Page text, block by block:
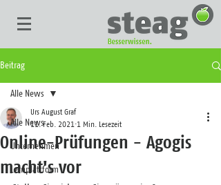
Beitrag
Alle News
Unternehmen
Lernplattform
Alle News
Online-Prüfungen - Agogis
macht's vor
Urs August Graf
11. Feb. 2021 1 Min. Lesezeit